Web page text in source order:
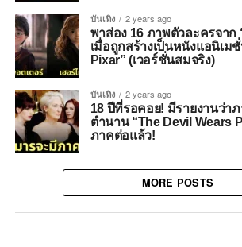
บันเทิง 2 years ago
พาส่อง 16 ภาพตัวละครจาก
เมื่อถูกสร้างเป็นหนังแอนิเม
Pixar” (เวอร์ชั่นสมจริง)
บันเทิง 2 years ago
18 ปีที่รอคอย! มีรายงานว่า
ตำนาน “The Devil Wears
ภาคต่อแล้ว!
MORE POSTS